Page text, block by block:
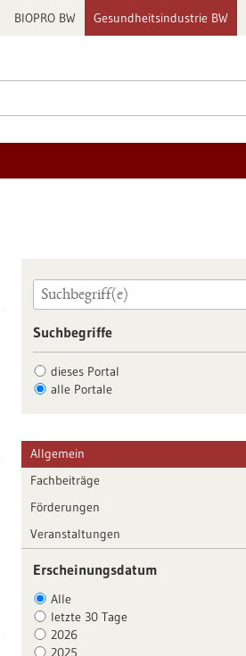
BIOPRO BW Gesundheitsindustrie BW
Suchbegriffe
dieses Portal
alle Portale
Allgemein
Fachbeiträge
Förderungen
Veranstaltungen
Erscheinungsdatum
Alle
letzte 30 Tage
2026
2025